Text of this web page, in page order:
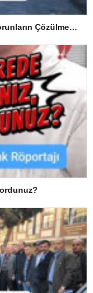
Hacımaşlı Mahallesi’nde Vatandaşlar Sorunların Çözülmesini Bekliyor